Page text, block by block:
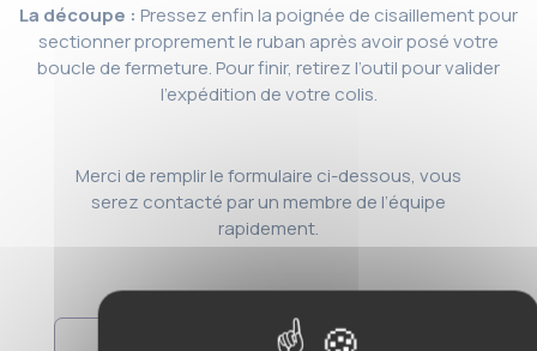
La découpe : Pressez enfin la poignée de cisaillement pour
sectionner proprement le ruban après avoir posé votre
boucle de fermeture. Pour finir, retirez l’outil pour valider
l’expédition de votre colis.
Merci de remplir le formulaire ci-dessous, vous
serez contacté par un membre de l’équipe
rapidement.
Prénom